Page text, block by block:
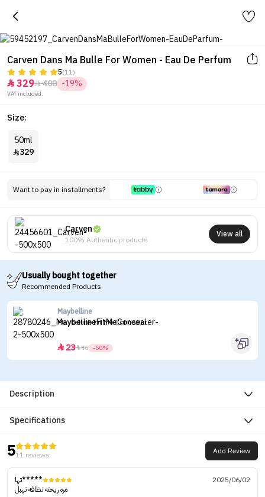
Carven Dans Ma Bulle For Women - Eau De Perfum
5(11)
 329408 -19%
VAT included.
Size:
50ml
329
Want to pay in installments?
Carven
100% Authentic products
View all
Usually bought together
Recommended Products
Maybelline
Maybelline Fit Me Concealer
 2346 -50%
Description
Specifications
511 reviews Add Review
تها*****
2025/06/02
مره ريحته نظافه تهبل